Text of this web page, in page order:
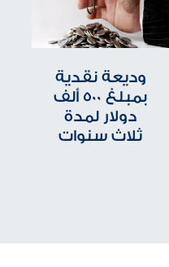
وديعة نقدية
بمبلغ 500 ألف
دولار لمدة
ثلاث سنوات